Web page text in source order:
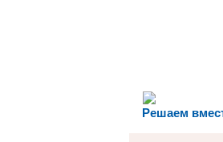
Решаем